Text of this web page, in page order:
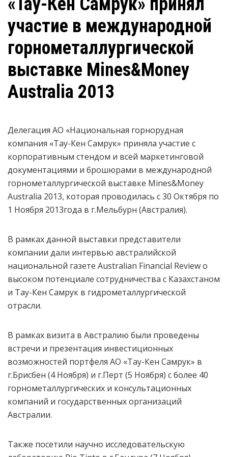
участие в международной
горнометаллургической
выставке Mines&Money
Australia 2013
Делегация АО «Национальная горнорудная
компания «Тау-Кен Самрук» приняла участие с
корпоративным стендом и всей маркетинговой
документациями и брошюрами в международной
горнометаллургической выставке Mines&Money
Australia 2013, которая проводилась с 30 Октября по
1 Ноября 2013года в г.Мельбурн (Австралия).
В рамках данной выставки представители
компании дали интервью австралийской
национальной газете Australian Financial Review о
высоком потенциале сотрудничества с Казахстаном
и Тау-Кен Самрук в гидрометаллургической
отрасли.
В рамках визита в Австралию были проведены
встречи и презентация инвестиционных
возможностей портфеля АО «Тау-Кен Самрук» в
г.Брисбен (4 Ноября) и г.Перт (5 Ноября) с более 40
горнометаллургических и консультационных
компаний и государственных организаций
Австралии.
Также посетили научно исследовательскую